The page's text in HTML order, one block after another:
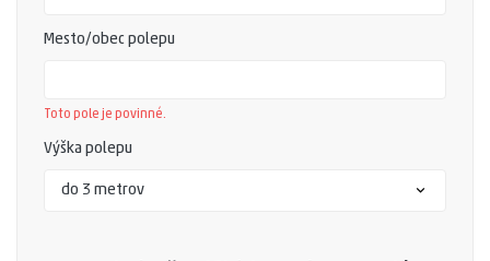
Mesto/obec polepu
Toto pole je povinné.
Výška polepu